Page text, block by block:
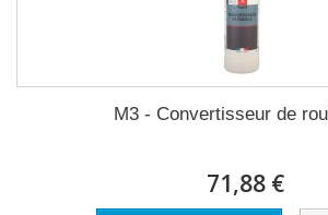
M3 - Convertisseur de
71,88 €